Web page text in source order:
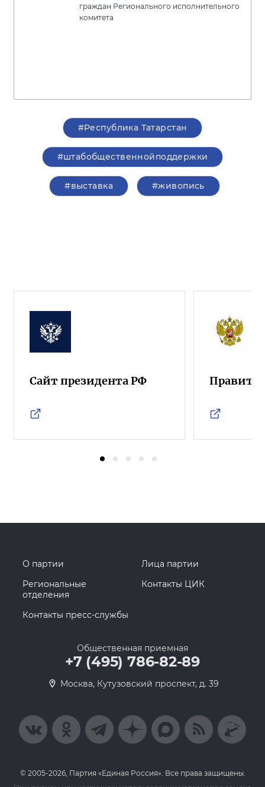
граждан Регионального исполнительного
комитета
#Республика Татарстан
#штабобщественнойподдержки
#выставка #живопись
Сайт президента РФ
О партии
Лица партии
Региональные
отделения
Контакты ЦИК
Контакты пресс-службы
Общественная приемная
+7 (495) 786-82-89
Москва, Кутузовский проспект, д. 39
© 2005-2026, Партия «Единая Россия». Все права защищены.